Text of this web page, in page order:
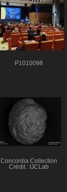
P1010098
Concordia Collection
Crédit : IJCLab